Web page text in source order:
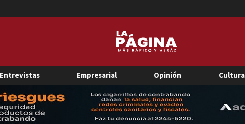
Entrevistas Empresarial Opinión Cultura